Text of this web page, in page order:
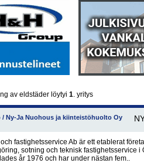
av eldstäder löytyi 1. yritys
Ny-Ja Nuohous ja kiinteistöhuolto Oy
fastighetsservice Ab är ett etablerat
sotning och teknisk fastighetsservice i
år 1976 och har under nästan fem..